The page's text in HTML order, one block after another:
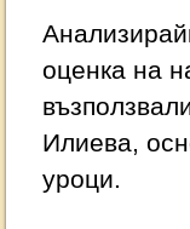
оценка на
Илиева,
уроци.